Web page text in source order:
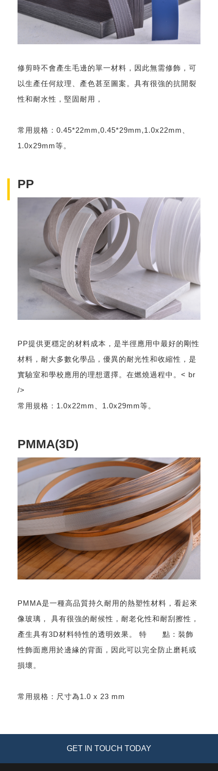
修剪時不會產生毛邊的單一材料，因此無需修飾，可
以生產任何紋理、產色甚至圖案。具有很強的抗開裂
性和耐水性，堅固耐用，
常用規格：0.45*22mm,0.45*29mm,1.0x22mm、
1.0x29mm等。
PP
PP提供更穩定的材料成本，是半徑應用中最好的剛性
材料，耐大多數化學品，優異的耐光性和收縮性，是
實驗室和學校應用的理想選擇。在燃燒過程中。< br
/>
常用規格：1.0x22mm、1.0x29mm等。
PMMA(3D)
PMMA是一種高品質持久耐用的熱塑性材料，看起來
像玻璃， 具有很強的耐候性，耐老化性和耐刮擦性，
產生具有3D材料特性的透明效果。 特 點：裝飾
性飾面應用於邊緣的背面，因此可以完全防止磨耗或
損壞。
常用規格：尺寸為1.0 x 23 mm
GET IN TOUCH TODAY